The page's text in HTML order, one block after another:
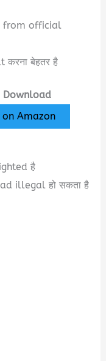
from official
बेहतर है
Download
on Amazon
है
illegal हो सकता है